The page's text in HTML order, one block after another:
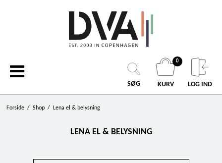
SØG
0
KURV LOG IND
Forside / Shop / Lena el & belysning
LENA EL & BELYSNING